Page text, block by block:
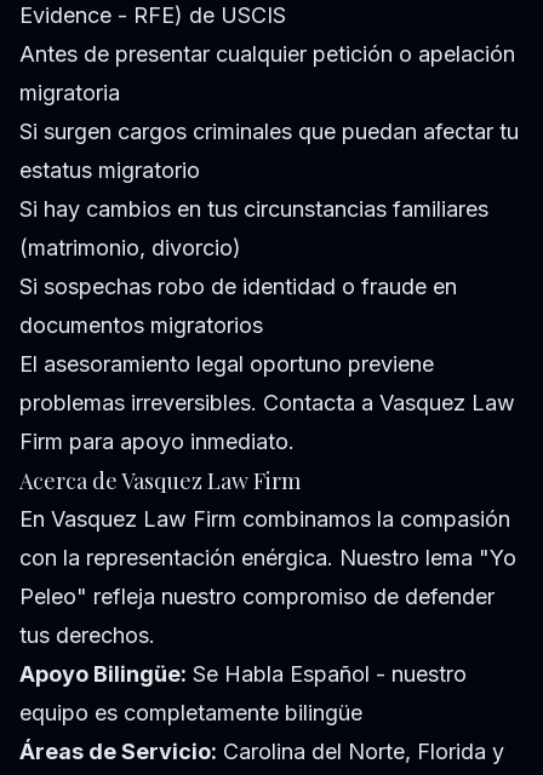
Evidence - RFE) de USCIS
Antes de presentar cualquier petición o apelación
migratoria
Si surgen cargos criminales que puedan afectar tu
estatus migratorio
Si hay cambios en tus circunstancias familiares
(matrimonio, divorcio)
Si sospechas robo de identidad o fraude en
documentos migratorios
El asesoramiento legal oportuno previene
problemas irreversibles. Contacta a Vasquez Law
Firm para apoyo inmediato.
Acerca de Vasquez Law Firm
En Vasquez Law Firm combinamos la compasión
con la representación enérgica. Nuestro lema "Yo
Peleo" refleja nuestro compromiso de defender
tus derechos.
Apoyo Bilingüe: Se Habla Español - nuestro
equipo es completamente bilingüe
Áreas de Servicio: Carolina del Norte, Florida y